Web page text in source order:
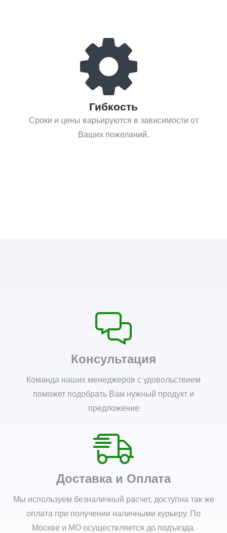
Гибкость
Сроки и цены варьируются в зависимости от
Ваших пожеланий.
Консультация
Команда наших менеджеров с удовольствием
поможет подобрать Вам нужный продукт и
предложение
Доставка и Оплата
Мы используем безналичный расчет, доступна так же
оплата при получении наличными курьеру. По
Москве и МО осуществляется до подъезда.